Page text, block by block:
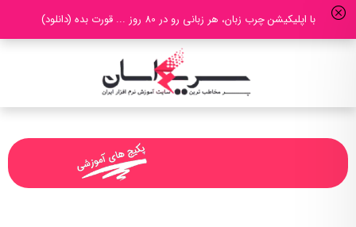
با اپلیکیشن چرب زبان، هر زبانی رو در 80 روز ... قورت بده (دانلود)